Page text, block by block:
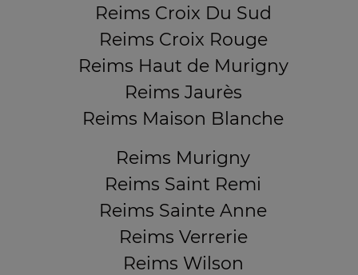
Reims Croix Du Sud
Reims Croix Rouge
Reims Haut de Murigny
Reims Jaurès
Reims Maison Blanche
Reims Murigny
Reims Saint Remi
Reims Sainte Anne
Reims Verrerie
Reims Wilson